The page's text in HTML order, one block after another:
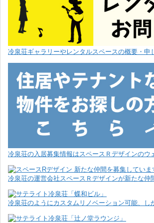
冷泉荘ギャラリーやレンタルスペースの概要・申
冷泉荘の入居募集情報はスペースＲデザインのウ
冷泉荘の運営会社スペースＲデザインが新たな
冷泉荘のようにカスタムリノベーション可能、し